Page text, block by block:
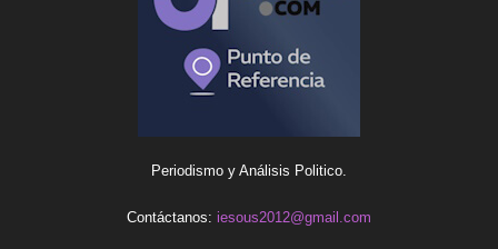
Periodismo y Análisis Politico.
Contáctanos: iesous2012@gmail.com